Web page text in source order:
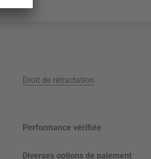
Droit de rétractation
Performance vérifiée
Diverses options de paiement